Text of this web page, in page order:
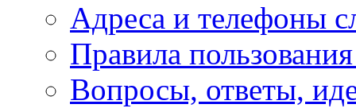
Адреса и телефоны
Правила
Вопросы, ответы,